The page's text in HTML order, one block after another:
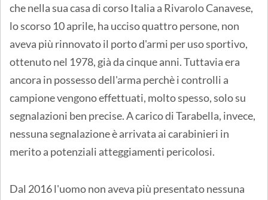
che nella sua casa di corso Italia a Rivarolo Canavese,
lo scorso 10 aprile, ha ucciso quattro persone, non
aveva più rinnovato il porto d'armi per uso sportivo,
ottenuto nel 1978, già da cinque anni. Tuttavia era
ancora in possesso dell'arma perchè i controlli a
campione vengono effettuati, molto spesso, solo su
segnalazioni ben precise. A carico di Tarabella, invece,
nessuna segnalazione è arrivata ai carabinieri in
merito a potenziali atteggiamenti pericolosi.
Dal 2016 l'uomo non aveva più presentato nessuna